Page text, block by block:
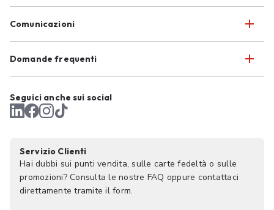
Comunicazioni
Domande frequenti
Seguici anche sui social
Servizio Clienti
Hai dubbi sui punti vendita, sulle carte fedeltà o sulle
promozioni? Consulta le nostre FAQ oppure contattaci
direttamente tramite il form.